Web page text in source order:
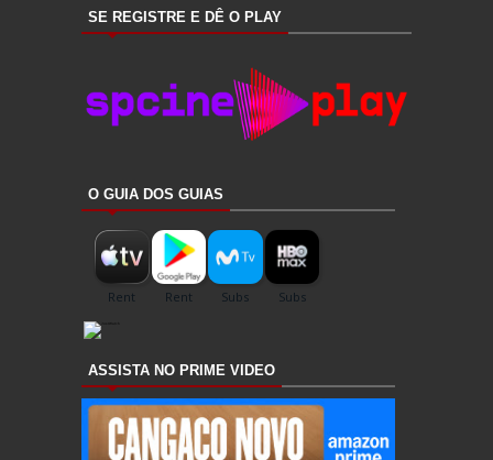
SE REGISTRE E DÊ O PLAY
O GUIA DOS GUIAS
ASSISTA NO PRIME VIDEO